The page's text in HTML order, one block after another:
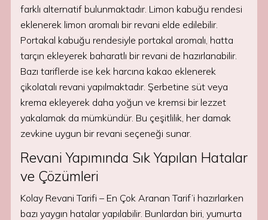
farklı alternatif bulunmaktadır. Limon kabuğu rendesi
eklenerek limon aromalı bir revani elde edilebilir.
Portakal kabuğu rendesiyle portakal aromalı, hatta
tarçın ekleyerek baharatlı bir revani de hazırlanabilir.
Bazı tariflerde ise kek harcına kakao eklenerek
çikolatalı revani yapılmaktadır. Şerbetine süt veya
krema ekleyerek daha yoğun ve kremsi bir lezzet
yakalamak da mümkündür. Bu çeşitlilik, her damak
zevkine uygun bir revani seçeneği sunar.
Revani Yapımında Sık Yapılan Hatalar
ve Çözümleri
Kolay Revani Tarifi – En Çok Aranan Tarif’i hazırlarken
bazı yaygın hatalar yapılabilir. Bunlardan biri, yumurta